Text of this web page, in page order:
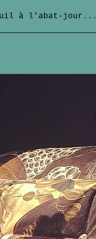
à l'abat-jour...